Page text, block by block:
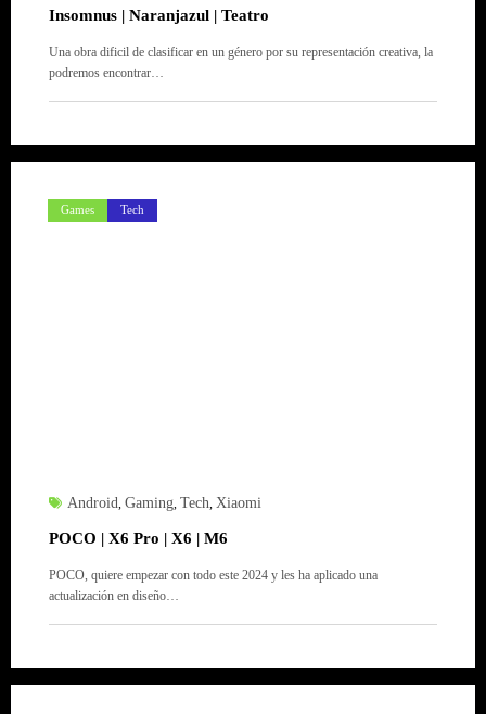
Insomnus | Naranjazul | Teatro
Una obra dificil de clasificar en un género por su representación creativa, la
podremos encontrar…
Games Tech
Android, Gaming, Tech, Xiaomi
POCO | X6 Pro | X6 | M6
POCO, quiere empezar con todo este 2024 y les ha aplicado una
actualización en diseño…